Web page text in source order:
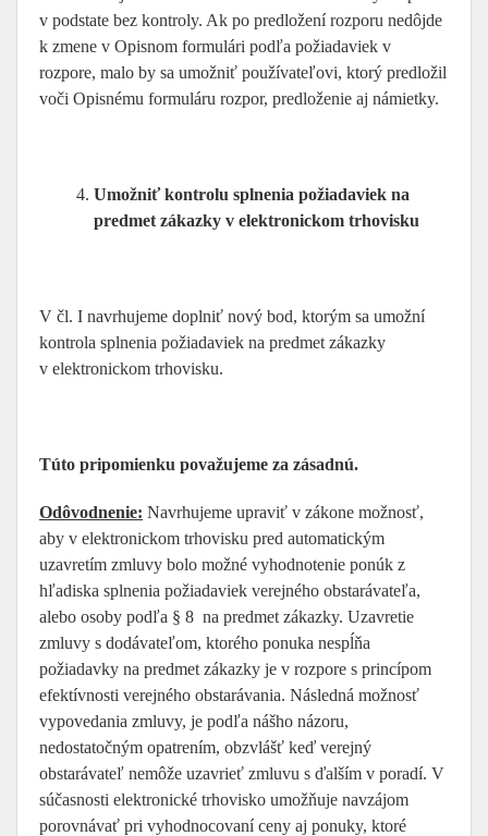
v podstate bez kontroly. Ak po predložení rozporu nedôjde
k zmene v Opisnom formulári podľa požiadaviek v
rozpore, malo by sa umožniť používateľovi, ktorý predložil
voči Opisnému formuláru rozpor, predloženie aj námietky.
Umožniť kontrolu splnenia požiadaviek na
predmet zákazky v elektronickom trhovisku
V čl. I navrhujeme doplniť nový bod, ktorým sa umožní
kontrola splnenia požiadaviek na predmet zákazky
v elektronickom trhovisku.
Túto pripomienku považujeme za zásadnú.
Odôvodnenie: Navrhujeme upraviť v zákone možnosť,
aby v elektronickom trhovisku pred automatickým
uzavretím zmluvy bolo možné vyhodnotenie ponúk z
hľadiska splnenia požiadaviek verejného obstarávateľa,
alebo osoby podľa § 8 na predmet zákazky. Uzavretie
zmluvy s dodávateľom, ktorého ponuka nespĺňa
požiadavky na predmet zákazky je v rozpore s princípom
efektívnosti verejného obstarávania. Následná možnosť
vypovedania zmluvy, je podľa nášho názoru,
nedostatočným opatrením, obzvlášť keď verejný
obstarávateľ nemôže uzavrieť zmluvu s ďalším v poradí. V
súčasnosti elektronické trhovisko umožňuje navzájom
porovnávať pri vyhodnocovaní ceny aj ponuky, ktoré